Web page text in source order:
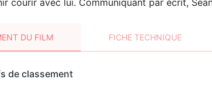
courir avec lui. Communiquant par écrit,
DU FILM FICHE TECHNIQUE
de classement